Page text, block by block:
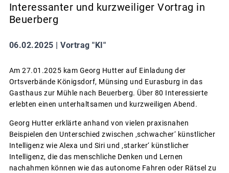
Interessanter und kurzweiliger Vortrag in
Beuerberg
06.02.2025 | Vortrag "KI"
Am 27.01.2025 kam Georg Hutter auf Einladung der
Ortsverbände Königsdorf, Münsing und Eurasburg in das
Gasthaus zur Mühle nach Beuerberg. Über 80 Interessierte
erlebten einen unterhaltsamen und kurzweiligen Abend.
Georg Hutter erklärte anhand von vielen praxisnahen
Beispielen den Unterschied zwischen ‚schwacher‘ künstlicher
Intelligenz wie Alexa und Siri und ‚starker‘ künstlicher
Intelligenz, die das menschliche Denken und Lernen
nachahmen können wie das autonome Fahren oder Rätsel zu